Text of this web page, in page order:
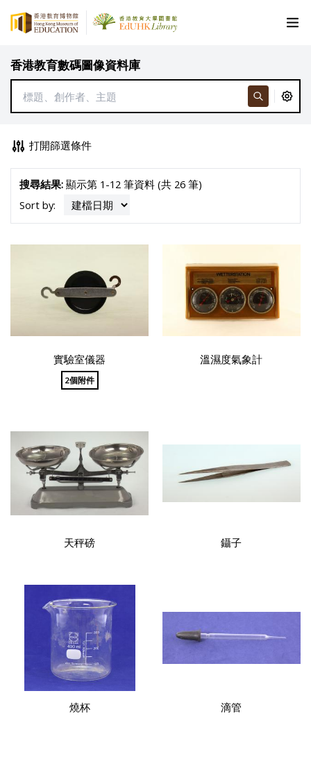
香港教育數碼圖像資料庫
打開篩選條件
搜尋結果:顯示第 1-12 筆資料 (共 26 筆)
Sort by:
實驗室儀器
2個附件
溫濕度氣象計
天秤磅 鑷子
燒杯 滴管